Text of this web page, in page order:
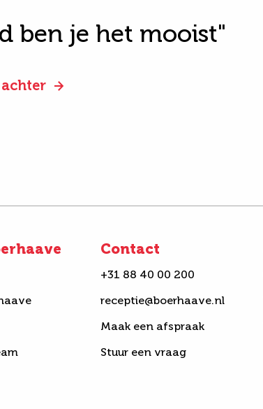
ben je het mooist"
Contact
+31 88 40 00 200
receptie@boerhaave.nl
Maak een afspraak
Stuur een vraag